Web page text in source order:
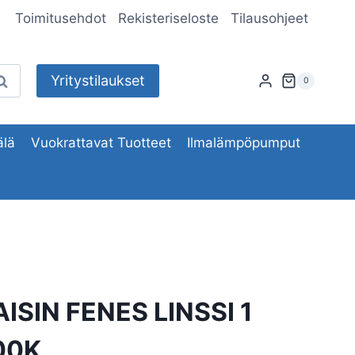
Toimitusehdot Rekisteriseloste Tilausohjeet
Yritystilaukset 0
Vuokrattavat Tuotteet Ilmalämpöpumput
FENES LINSSI 1